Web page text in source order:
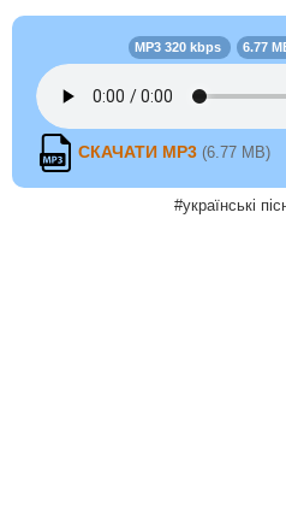
MP3 320 kbps 6.77
СКАЧАТИ MP3 (6.77 MB)
#українські